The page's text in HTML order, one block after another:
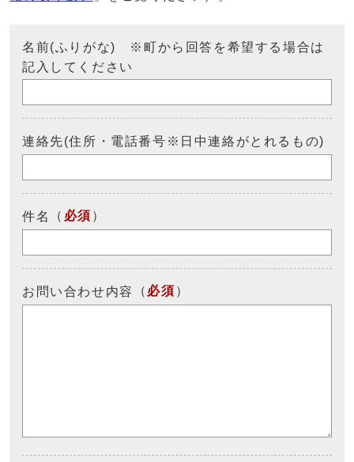
名前(ふりがな) ※町から回答を希望する場合は
記入してください
連絡先(住所・電話番号※日中連絡がとれるもの)
件名 （ 必須 ）
お問い合わせ内容 （ 必須 ）